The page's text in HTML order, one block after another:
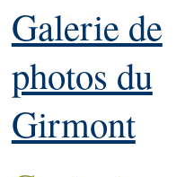
Galerie de
photos du
Girmont